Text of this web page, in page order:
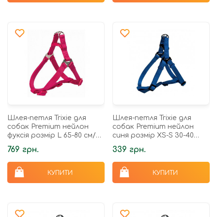
Шлея-петля Trixie для
собак Premium нейлон
фуксія розмір L 65-80 см/25
мм
769 грн.
КУПИТИ
Шлея-петля Trixie для
собак Premium нейлон
синя розмір XS-S 30-40
см/10 мм
339 грн.
КУПИТИ